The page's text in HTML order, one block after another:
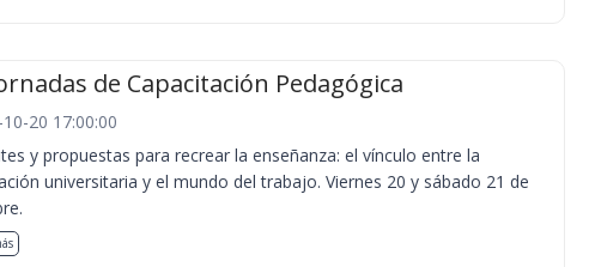
de Capacitación Pedagógica
20 17:00:00
y propuestas para recrear la enseñanza: el vínculo entre la
universitaria y el mundo del trabajo. Viernes 20 y sábado 21 de